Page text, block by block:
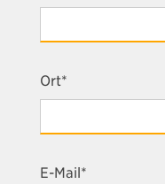
Ort*
E-Mail*